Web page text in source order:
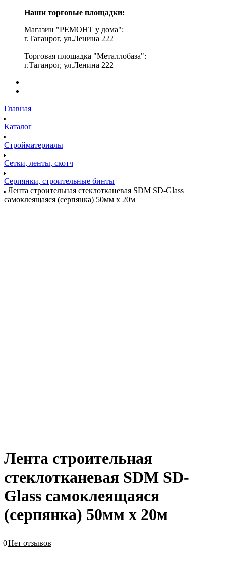
Наши торговые площадки:
Магазин "РЕМОНТ у дома":
г.Таганрог, ул.Ленина 222
Торговая площадка "Металлобаза":
г.Таганрог, ул.Ленина 222
Главная
Каталог
Стройматериалы
Сетки, ленты, скотч
Серпянки, строительные бинты
Лента строительная стеклотканевая SDM SD-Glass
самоклеящаяся (серпянка) 50мм х 20м
Лента строительная
стеклотканевая SDM SD-
Glass самоклеящаяся
(серпянка) 50мм х 20м
0Нет отзывов